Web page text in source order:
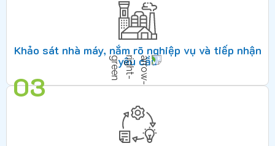
Khảo sát nhà máy, nắm rõ nghiệp vụ và tiếp nhận
yêu cầu
03